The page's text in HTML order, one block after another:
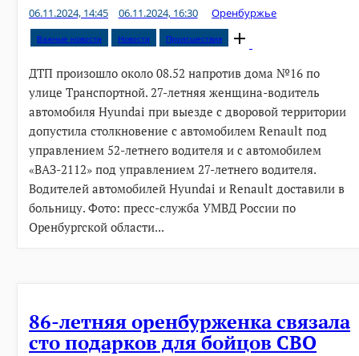
06.11.2024, 14:45 06.11.2024, 16:30 Оренбуржье
Важные новости Новости Происшествия
Open
post
ДТП произошло около 08.52 напротив дома №16 по
улице Транспортной. 27-летняя женщина-водитель
автомобиля Hyundai при выезде с дворовой территории
допустила столкновение с автомобилем Renault под
управлением 52-летнего водителя и с автомобилем
«ВАЗ-2112» под управлением 27-летнего водителя.
Водителей автомобилей Hyundai и Renault доставили в
больницу. Фото: пресс-служба УМВД России по
Оренбургской области...
86-летняя оренбурженка связала
сто подарков для бойцов СВО